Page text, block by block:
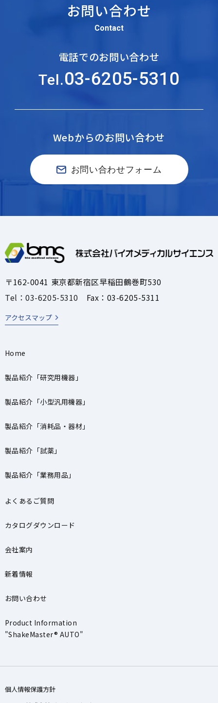
お問い合わせ
Contact
電話でのお問い合わせ
Tel.03-6205-5310
Webからのお問い合わせ
お問い合わせフォーム
〒162-0041 東京都新宿区早稲田鶴巻町530
Tel：03-6205-5310 Fax：03-6205-5311
アクセスマップ
Home
製品紹介「研究用機器」
製品紹介「小型汎用機器」
製品紹介「消耗品・器材」
製品紹介「試薬」
製品紹介「業務用品」
よくあるご質問
カタログダウンロード
会社案内
新着情報
お問い合わせ
Product Information
"ShakeMaster® AUTO"
個人情報保護方針